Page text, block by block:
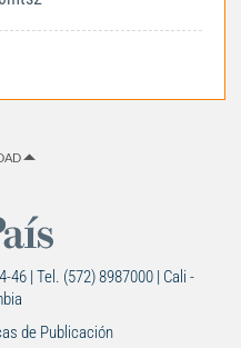
46 | Tel. (572) 8987000 | Cali -
de Publicación